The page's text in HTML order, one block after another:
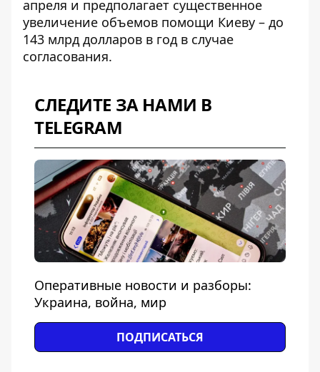
апреля и предполагает существенное
увеличение объемов помощи Киеву – до
143 млрд долларов в год в случае
согласования.
СЛЕДИТЕ ЗА НАМИ В
TELEGRAM
Оперативные новости и разборы:
Украина, война, мир
ПОДПИСАТЬСЯ